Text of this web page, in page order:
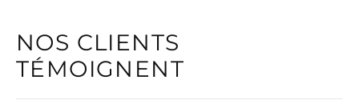
NOS CLIENTS
TÉMOIGNENT